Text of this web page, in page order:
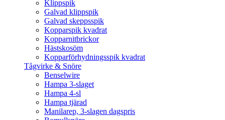
Klippspik
Galvad klippspik
Galvad skeppsspik
Kopparspik kvadrat
Kopparnitbrickor
Hästskosöm
Kopparförhydningsspik kvadrat
Tågvirke & Snöre
Benselwire
Hampa 3-slaget
Hampa 4-sl
Hampa tjärad
Manilarep, 3-slagen dagspris